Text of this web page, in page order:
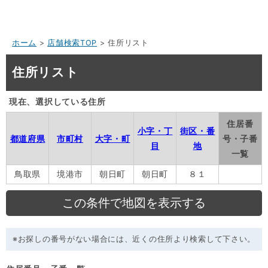
ホーム > 店舗検索TOP > 住所リスト
住所リスト
現在、選択している住所
都道府県 市町村 大字・町
小字・丁
目
街区・番
地
住居番
号・子番
一覧
鳥取県
境港市 朝日町 朝日町 ８１
※お探しの番号がない場合には、近くの住所より検索して下さい。